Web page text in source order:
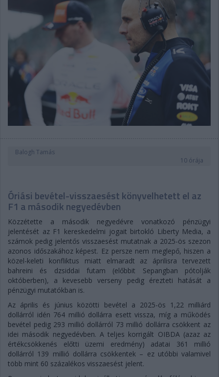
Balogh Tamás
10 órája
Óriási bevétel-visszaesést könyvelhetett el az
F1 a második negyedévben
Közzétette a második negyedévre vonatkozó pénzügyi
jelentését az F1 kereskedelmi jogait birtokló Liberty Media, a
számok pedig jelentős visszaesést mutatnak a 2025-ös szezon
azonos időszakához képest. Ez persze nem meglepő, hiszen a
közel-keleti konfliktus miatt elmaradt az áprilisra tervezett
bahreini és dzsiddai futam (előbbit Sepangban pótolják
októberben), a kevesebb verseny pedig érezteti hatását a
pénzügyi mutatókban is.
Az április és június közötti bevétel a 2025-ös 1,22 milliárd
dollárról idén 764 millió dollárra esett vissza, míg a működés
bevétel pedig 293 millió dollárról 73 millió dollárra csökkent az
idei második negyedévben. A teljes korrigált OIBDA (azaz az
értékcsökkenés előtti üzemi eredmény) adatai 361 millió
dollárról 139 millió dollárra csökkentek – ez utóbbi valamivel
több mint 60 százalékos visszaesést jelent.